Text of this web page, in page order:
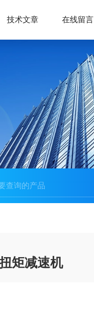
技术文章 在线留言
矩减速机